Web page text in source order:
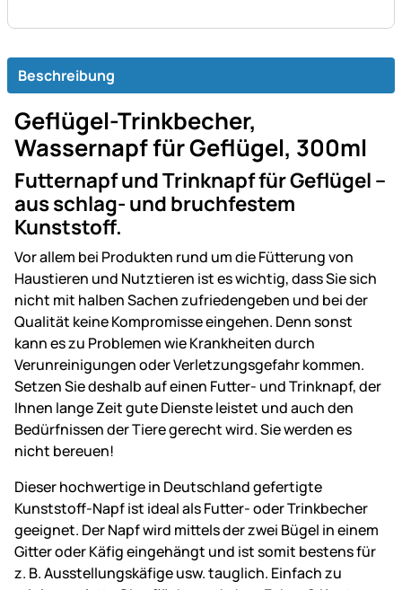
Beschreibung
Geflügel-Trinkbecher,
Wassernapf für Geflügel, 300ml
Futternapf und Trinknapf für Geflügel –
aus schlag- und bruchfestem
Kunststoff.
Vor allem bei Produkten rund um die Fütterung von
Haustieren und Nutztieren ist es wichtig, dass Sie sich
nicht mit halben Sachen zufriedengeben und bei der
Qualität keine Kompromisse eingehen. Denn sonst
kann es zu Problemen wie Krankheiten durch
Verunreinigungen oder Verletzungsgefahr kommen.
Setzen Sie deshalb auf einen Futter- und Trinknapf, der
Ihnen lange Zeit gute Dienste leistet und auch den
Bedürfnissen der Tiere gerecht wird. Sie werden es
nicht bereuen!
Dieser hochwertige in Deutschland gefertigte
Kunststoff-Napf ist ideal als Futter- oder Trinkbecher
geeignet. Der Napf wird mittels der zwei Bügel in einem
Gitter oder Käfig eingehängt und ist somit bestens für
z. B. Ausstellungskäfige usw. tauglich. Einfach zu